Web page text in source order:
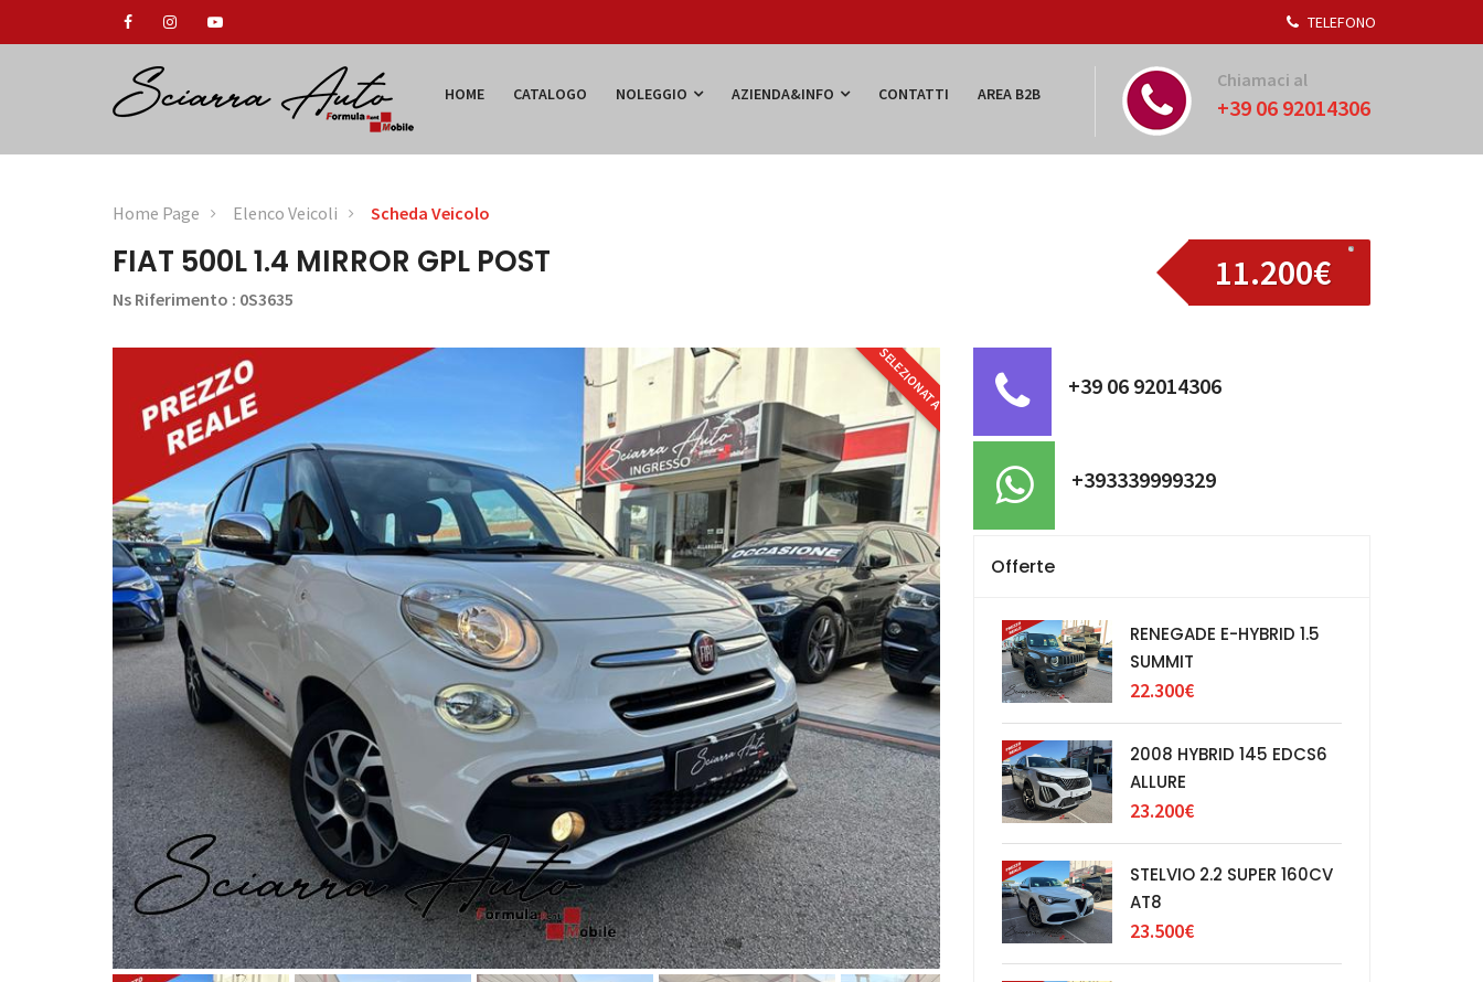
TELEFONO
HOME CATALOGO NOLEGGIO AZIENDA&INFO CONTATTI AREA B2B
Chiamaci al
+39 06 92014306
Home Page Elenco Veicoli Scheda Veicolo
FIAT 500L 1.4 MIRROR GPL POST
Ns Riferimento : 0S3635
11.200€
SELEZIONATA +39 06 92014306
+393339999329
Offerte
RENEGADE E-HYBRID 1.5
SUMMIT
22.300€
2008 HYBRID 145 EDCS6
ALLURE
23.200€
STELVIO 2.2 SUPER 160CV
AT8
23.500€